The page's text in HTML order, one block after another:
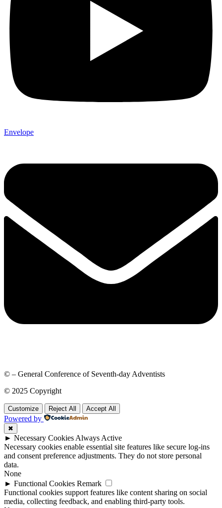
Envelope
© – General Conference of Seventh-day Adventists
© 2025 Copyright
Customize Reject All Accept All
Powered by
✖
► Necessary Cookies Always Active
Necessary cookies enable essential site features like secure log-ins
and consent preference adjustments. They do not store personal
data.
None
► Functional Cookies Remark
Functional cookies support features like content sharing on social
media, collecting feedback, and enabling third-party tools.